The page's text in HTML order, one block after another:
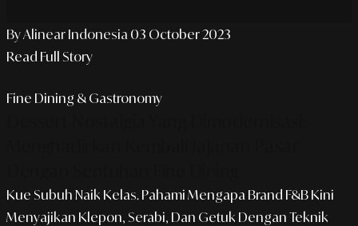
By Alinear Indonesia 03 October 2023
Read Full Story
Fine Dining & Gastronomy
Kue Subuh Naik Kelas. Pahami Mengapa Brand F&B Kini
Menyajikan Klepon, Serabi, Dan Getuk Dengan Teknik